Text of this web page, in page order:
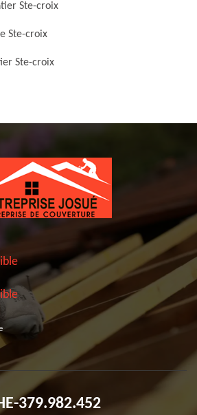
Ste-croix
Ste-croix
Ste-croix
379.982.452